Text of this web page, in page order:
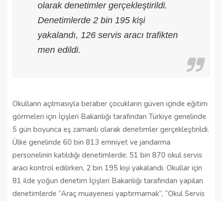
olarak denetimler gerçekleştirildi.
Denetimlerde 2 bin 195 kişi
yakalandı, 126 servis aracı trafikten
men edildi.
Okulların açılmasıyla beraber çocukların güven içinde eğitim
görmeleri için İçişleri Bakanlığı tarafından Türkiye genelinde
5 gün boyunca eş zamanlı olarak denetimler gerçekleştirildi.
Ülke genelinde 60 bin 813 emniyet ve jandarma
personelinin katıldığı denetimlerde; 51 bin 870 okul servis
aracı kontrol edilirken, 2 bin 195 kişi yakalandı. Okullar için
81 ilde yoğun denetim İçişleri Bakanlığı tarafından yapılan
denetimlerde ”Araç muayenesi yaptırmamak”, “Okul Servis